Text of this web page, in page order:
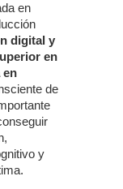
en
digital y
en
en
de
y